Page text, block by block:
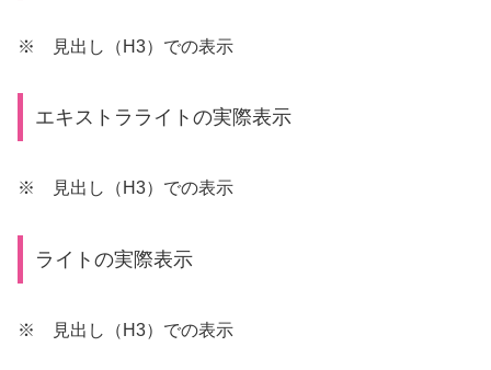
※ 見出し（H3）での表示
エキストラライトの実際表示
※ 見出し（H3）での表示
ライトの実際表示
※ 見出し（H3）での表示